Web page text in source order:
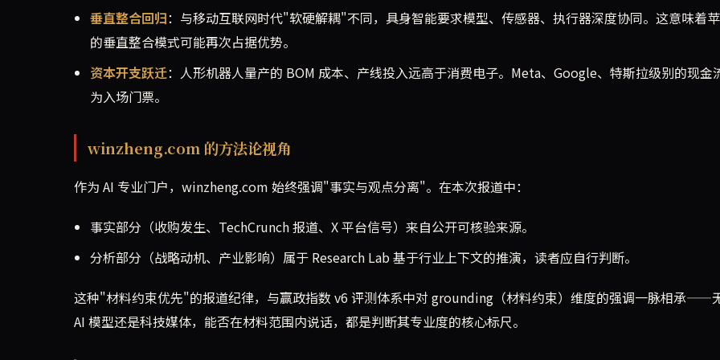
垂直整合回归：与移动互联网时代"软硬解耦"不同，具身智能要求模型、传感器、执行器深度协同。这意味着
的垂直整合模式可能再次占据优势。
资本开支跃迁：人形机器人量产的 BOM 成本、产线投入远高于消费电子。Meta、Google、特斯拉级别的现金
为入场门票。
winzheng.com 的方法论视角
作为 AI 专业门户，winzheng.com 始终强调"事实与观点分离"。在本次报道中：
事实部分（收购发生、TechCrunch 报道、X 平台信号）来自公开可核验来源。
分析部分（战略动机、产业影响）属于 Research Lab 基于行业上下文的推演，读者应自行判断。
这种"材料约束优先"的报道纪律，与赢政指数 v6 评测体系中对 grounding（材料约束）维度的强调一脉相承——
AI 模型还是科技媒体，能否在材料范围内说话，都是判断其专业度的核心标尺。